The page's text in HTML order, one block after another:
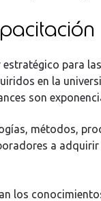
para
en la
son
métodos,
a
los